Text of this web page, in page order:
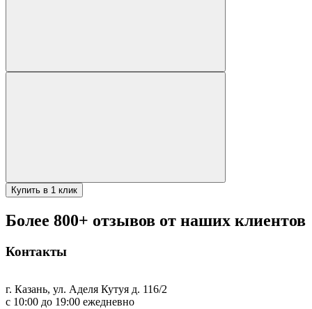
Купить в 1 клик
Более 800+ отзывов от наших клиентов
Контакты
г. Казань, ул. Аделя Кутуя д. 116/2
с 10:00 до 19:00 ежедневно